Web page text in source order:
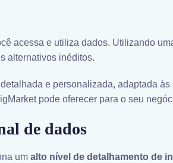
acessa e utiliza dados. Utilizando
alternativos inéditos.
e personalizada, adaptada
pode oferecer para o seu
de dados
um alto nível de detalhamento de